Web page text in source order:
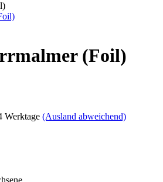
(Foil)
Werktage (Ausland abweichend)